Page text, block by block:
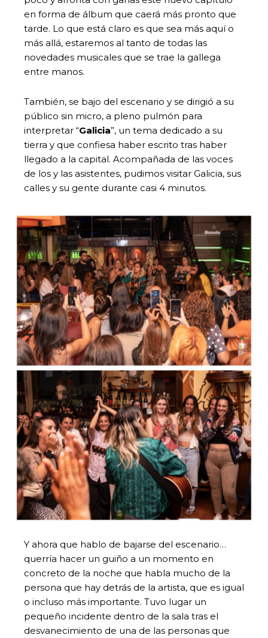
en forma de álbum que caerá más pronto que
tarde. Lo que está claro es que sea más aquí o
más allá, estaremos al tanto de todas las
novedades musicales que se trae la gallega
entre manos.
También, se bajo del escenario y se dirigió a su
público sin micro, a pleno pulmón para
interpretar “Galicia”, un tema dedicado a su
tierra y que confiesa haber escrito tras haber
llegado a la capital. Acompañada de las voces
de los y las asistentes, pudimos visitar Galicia, sus
calles y su gente durante casi 4 minutos.
Y ahora que hablo de bajarse del escenario…
querría hacer un guiño a un momento en
concreto de la noche que habla mucho de la
persona que hay detrás de la artista, que es igual
o incluso más importante. Tuvo lugar un
pequeño incidente dentro de la sala tras el
desvanecimiento de una de las personas que